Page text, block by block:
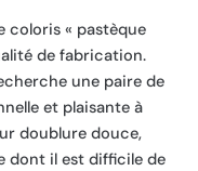
coloris « pastèque
de fabrication.
une paire de
et plaisante à
doublure douce,
dont il est difficile de